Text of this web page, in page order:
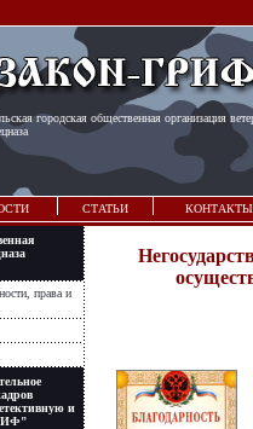
городская общественная организация
СТАТЬИ КОНТАКТЫ
права и
и